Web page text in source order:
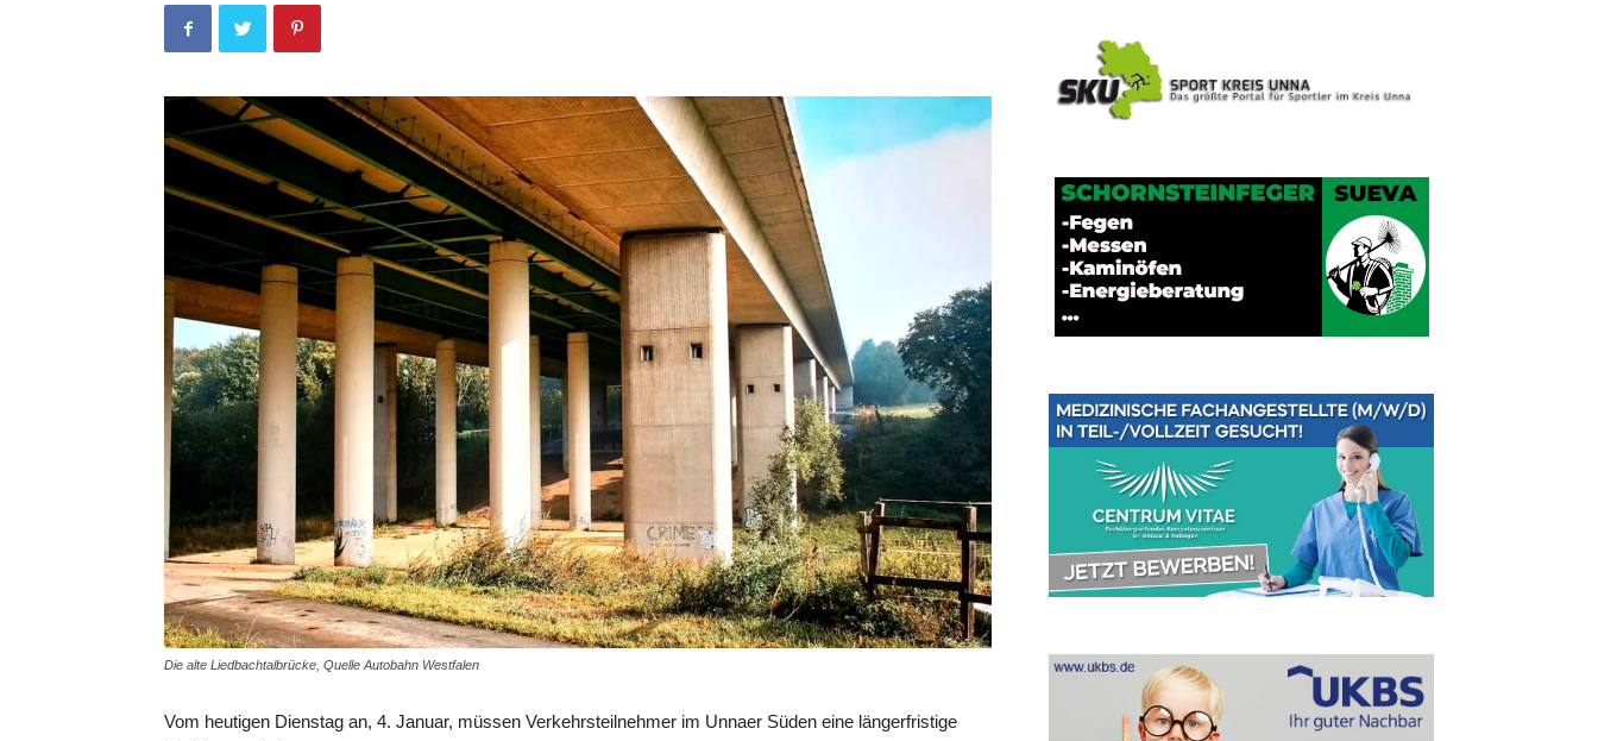
Die alte Liedbachtalbrücke, Quelle Autobahn Westfalen
Vom heutigen Dienstag an, 4. Januar, müssen Verkehrsteilnehmer im Unnaer Süden eine längerfristige